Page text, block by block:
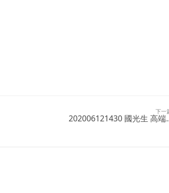
下一
202006121430 國光生 高端